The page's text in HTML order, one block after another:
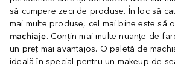
să cumpere zeci de produse. În loc să
mai multe produse, cel mai bine este să
machiaje. Conțin mai multe nuanțe de
un preț mai avantajos. O paletă de
ideală în special pentru un makeup de